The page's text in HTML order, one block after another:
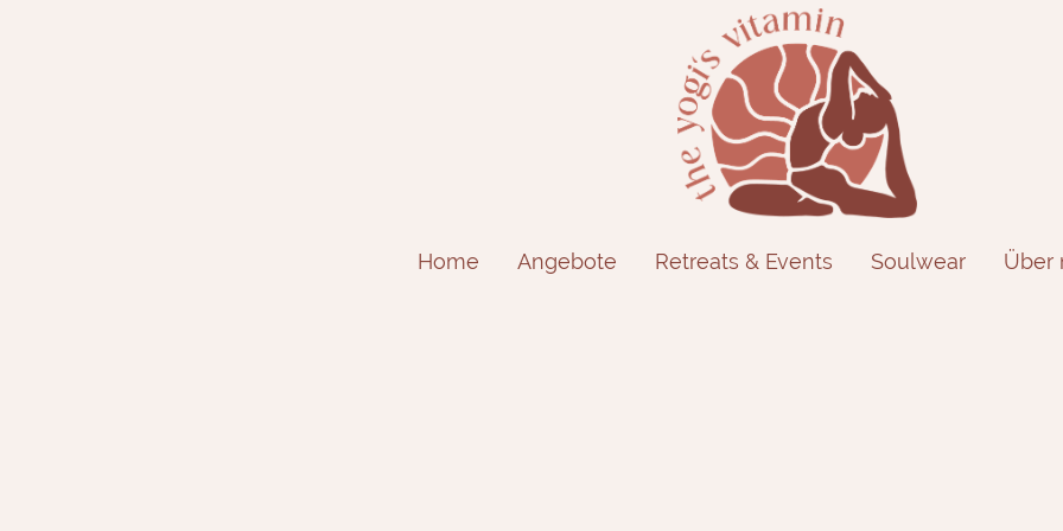
Home Angebote Retreats & Events Soulwear Über